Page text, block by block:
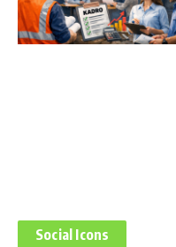
Social Icons